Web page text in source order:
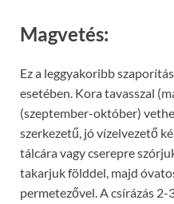
Magvetés:
Ez a leggyakoribb
esetében. Kora tavasszal
(szeptember-október)
szerkezetű, jó vízelvezető
tálcára vagy cserepre
takarjuk földdel, majd
permetezővel. A csírázás